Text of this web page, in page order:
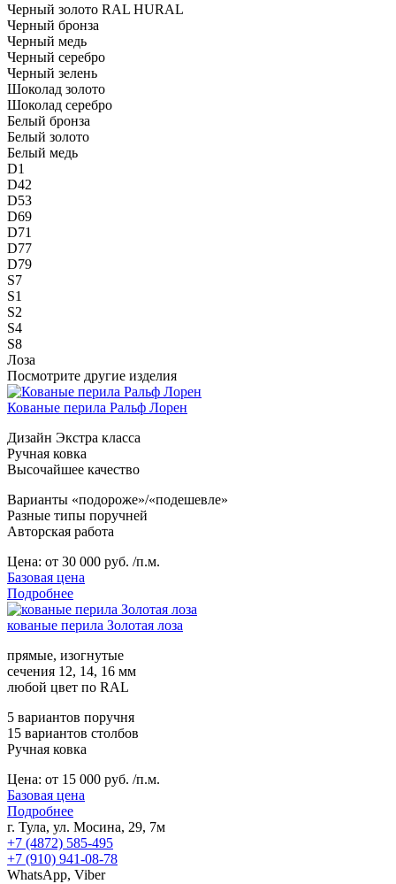
Черный золото RAL HURAL
Черный бронза
Черный медь
Черный серебро
Черный зелень
Шоколад золото
Шоколад серебро
Белый бронза
Белый золото
Белый медь
D1
D42
D53
D69
D71
D77
D79
S7
S1
S2
S4
S8
Лоза
Посмотрите другие изделия
Кованые перила Ральф Лорен
Дизайн Экстра класса
Ручная ковка
Высочайшее качество
Варианты «подороже»/«подешевле»
Разные типы поручней
Авторская работа
Цена: от 30 000 руб. /п.м.
Базовая цена
Подробнее
кованые перила Золотая лоза
прямые, изогнутые
сечения 12, 14, 16 мм
любой цвет по RAL
5 вариантов поручня
15 вариантов столбов
Ручная ковка
Цена: от 15 000 руб. /п.м.
Базовая цена
Подробнее
г. Тула, ул. Мосина, 29, 7м
+7 (4872) 585-495
+7 (910) 941-08-78
WhatsApp, Viber